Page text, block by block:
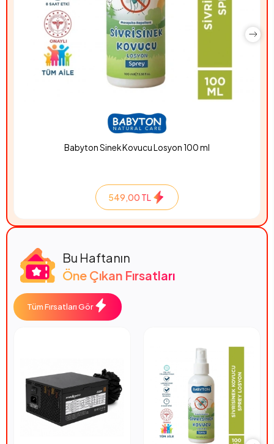
Babyton Sinek Kovucu Losyon 100 ml
549,00 TL
Bu Haftanın
Öne Çıkan Fırsatları
Tüm Fırsatları Gör